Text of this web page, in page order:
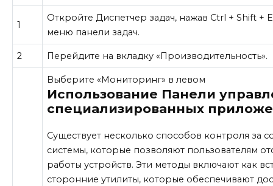
1
Откройте Диспетчер задач, нажав Ctrl + Shift +
меню панели задач.
2 Перейдите на вкладку «Производительность».
Выберите «Мониторинг» в левом
Использование Панели
специализированных
Существует несколько способов контроля за
системы, которые позволяют пользователям
работы устройств. Эти методы включают как
сторонние утилиты, которые обеспечивают